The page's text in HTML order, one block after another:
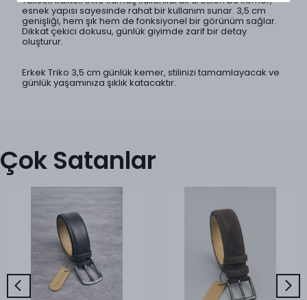
esnek yapısı sayesinde rahat bir kullanım sunar. 3,5 cm
genişliği, hem şık hem de fonksiyonel bir görünüm sağlar.
Dikkat çekici dokusu, günlük giyimde zarif bir detay
oluşturur.
Erkek Triko 3,5 cm günlük kemer, stilinizi tamamlayacak ve
günlük yaşamınıza şıklık katacaktır.
Çok Satanlar